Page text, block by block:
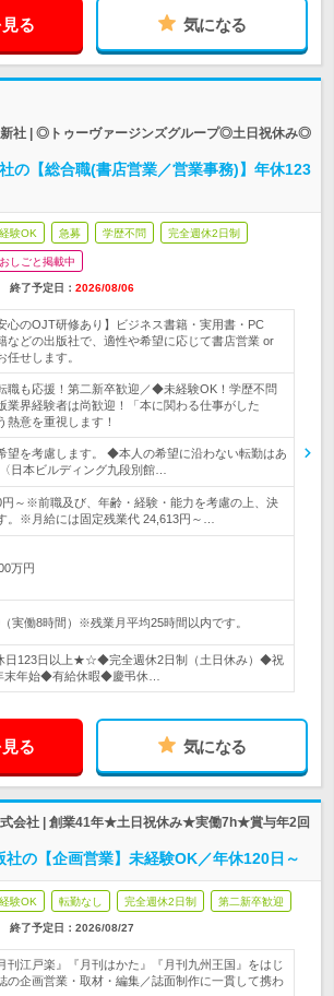
る 気になる
社 | ◎トゥーヴァージンズグループ◎土日祝休み◎
の【総合職(書店営業／営業事務)】年休123
験OK 急募 学歴不問 完全週休2日制
しごと掲載中
終了予定日： 2026/08/06
心のOJT研修あり】ビジネス書籍・実用書・PC
などの出版社で、適性や希望に応じて書店営業 or
任せします。
職も応援！第二新卒歓迎／◆未経験OK！学歴不問
界経験者は尚歓迎！「本に関わる仕事がした
熱意を重視します！
望を考慮します。 ◆本人の希望に沿わない転勤はあ
日本ビルディング九段別館…
円～※前職及び、年齢・経験・能力を考慮の上、決
。※月給には固定残業代 24,613円～…
万円
実働8時間）※残業月平均25時間以内です。
123日以上★☆◆完全週休2日制（土日休み）◆祝
年始◆有給休暇◆慶弔休…
る 気になる
式会社 | 創業41年★土日祝休み★実働7h★賞与年2回
社の【企画営業】未経験OK／年休120日～
験OK 転勤なし 完全週休2日制 第二新卒歓迎
終了予定日： 2026/08/27
刊江戸楽』『月刊はかた』『月刊九州王国』をはじ
の企画営業・取材・編集／誌面制作に一貫して携わ